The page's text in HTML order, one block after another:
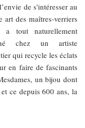
de s'intéresser au
art des maîtres-verriers
a tout naturellement
chez un artiste
qui recycle les éclats
en faire de fascinants
un bijou dont
ce depuis 600 ans, la